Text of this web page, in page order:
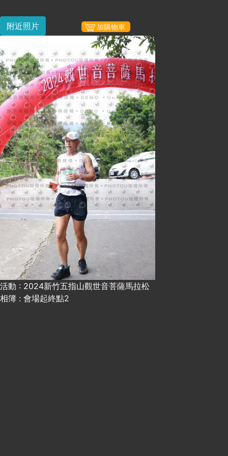
附近照片 加購物車
活動 : 2024新竹五指山觀世音菩薩馬拉松
相簿 : 會場起終點2